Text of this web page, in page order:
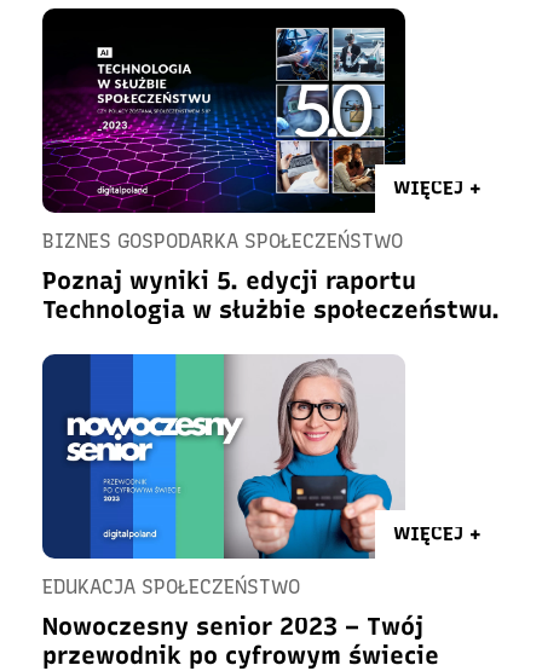
WIĘCEJ +
BIZNES GOSPODARKA SPOŁECZEŃSTWO
Poznaj wyniki 5. edycji raportu
Technologia w służbie społeczeństwu.
WIĘCEJ +
EDUKACJA SPOŁECZEŃSTWO
Nowoczesny senior 2023 – Twój
przewodnik po cyfrowym świecie